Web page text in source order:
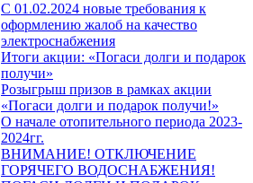
С 01.02.2024 новые требования к
оформлению жалоб на качество
электроснабжения
Итоги акции: «Погаси долги и подарок
получи»
Розыгрыш призов в рамках акции
«Погаси долги и подарок получи!»
О начале отопительного периода 2023-
2024гг.
ВНИМАНИЕ! ОТКЛЮЧЕНИЕ
ГОРЯЧЕГО ВОДОСНАБЖЕНИЯ!